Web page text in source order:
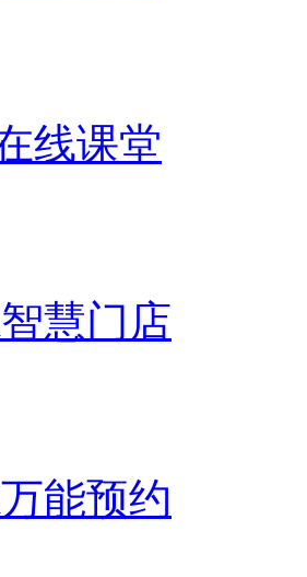
线课堂
慧门店
能预约